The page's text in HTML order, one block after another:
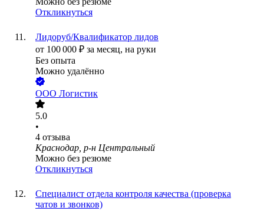
Откликнуться
Лидоруб/Квалификатор лидов
от 100 000 ₽ за месяц, на руки
Без опыта
Можно удалённо
ООО Логистик
5.0
•
4 отзыва
Краснодар, р-н Центральный
Можно без резюме
Откликнуться
Специалист отдела контроля качества (проверка
чатов и звонков)